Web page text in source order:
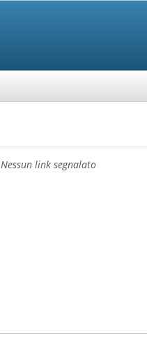
Nessun link segnalato